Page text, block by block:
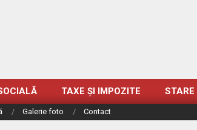
TAXE ȘI IMPOZITE
Galerie foto Contact